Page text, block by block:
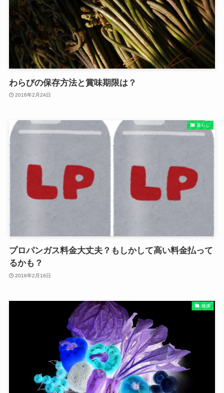
わらびの保存方法と賞味期限は？
2016年2月24日
暮らし
プロパンガス料金大丈夫？もしかして高い料金払って
るかも？
2016年2月16日
健康